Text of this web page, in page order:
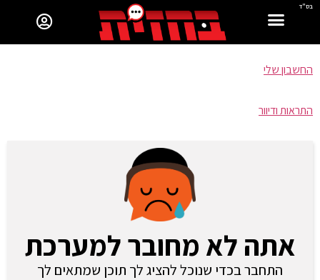
בס"ד
החשבון שלי
התראות ודיוור
אתה לא מחובר למערכת
התחבר בכדי שנוכל להציג לך תוכן שמתאים לך